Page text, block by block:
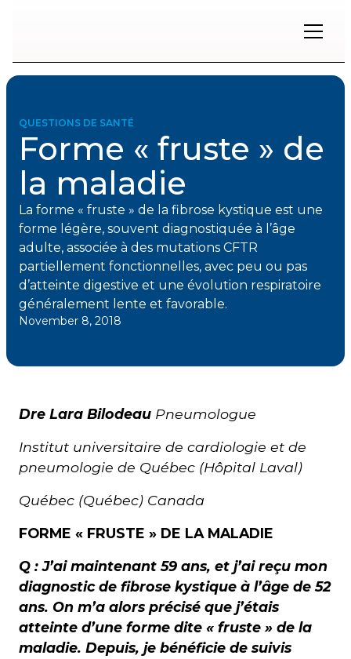
QUESTIONS DE SANTÉ
Forme « fruste » de
la maladie
La forme « fruste » de la fibrose kystique est une
forme légère, souvent diagnostiquée à l’âge
adulte, associée à des mutations CFTR
partiellement fonctionnelles, avec peu ou pas
d’atteinte digestive et une évolution respiratoire
généralement lente et favorable.
November 8, 2018
Dre Lara Bilodeau Pneumologue
Institut universitaire de cardiologie et de
pneumologie de Québec (Hôpital Laval)
Québec (Québec) Canada
FORME « FRUSTE » DE LA MALADIE
Q : J’ai maintenant 59 ans, et j’ai reçu mon
diagnostic de fibrose kystique à l’âge de 52
ans. On m’a alors précisé que j’étais
atteinte d’une forme dite « fruste » de la
maladie. Depuis, je bénéficie de suivis
Restons
en
contact
Inscrivez-
vous
notre
infolettre
rester
à
l'affût
des
nouveautés.
Lien
la